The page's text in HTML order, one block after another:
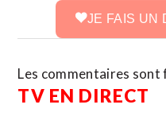
JE FAIS UN
Les commentaires sont
TV EN DIRECT